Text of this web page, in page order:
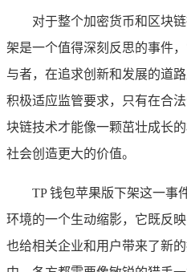
对于整个加密货币和区块
架是一个值得深刻反思的事件
与者，在追求创新和发展的道
积极适应监管要求，只有在合
块链技术才能像一颗茁壮成长
社会创造更大的价值。
TP 钱包苹果版下架这一事
环境的一个生动缩影，它既反
也给相关企业和用户带来了新